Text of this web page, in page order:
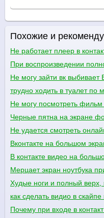
Похожие и
Не работает плеер в
При воспроизведении
Не могу зайти вк выбивает
трудно ходить в туалет
Не могу посмотреть фильм
Черные пятна на экране
Не удается смотреть
Вконтакте на большом
В контакте видео на
Мерцает экран ноутбука
Худые ноги и полный верх,
как сделать видио в
Почему при входе в